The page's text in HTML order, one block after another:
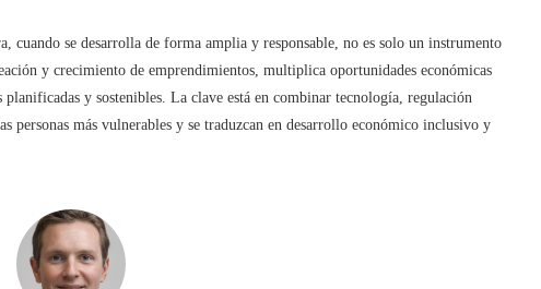
cuando se desarrolla de forma amplia y responsable, no es solo un instrumento
y crecimiento de emprendimientos, multiplica oportunidades económicas
y sostenibles. La clave está en combinar tecnología, regulación
personas más vulnerables y se traduzcan en desarrollo económico inclusivo y